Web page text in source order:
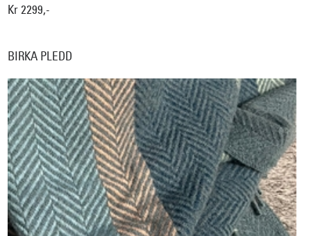
Kr 2299,-
BIRKA PLEDD